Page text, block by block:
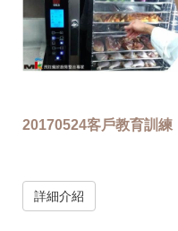
20170524客戶教育訓練
詳細介紹